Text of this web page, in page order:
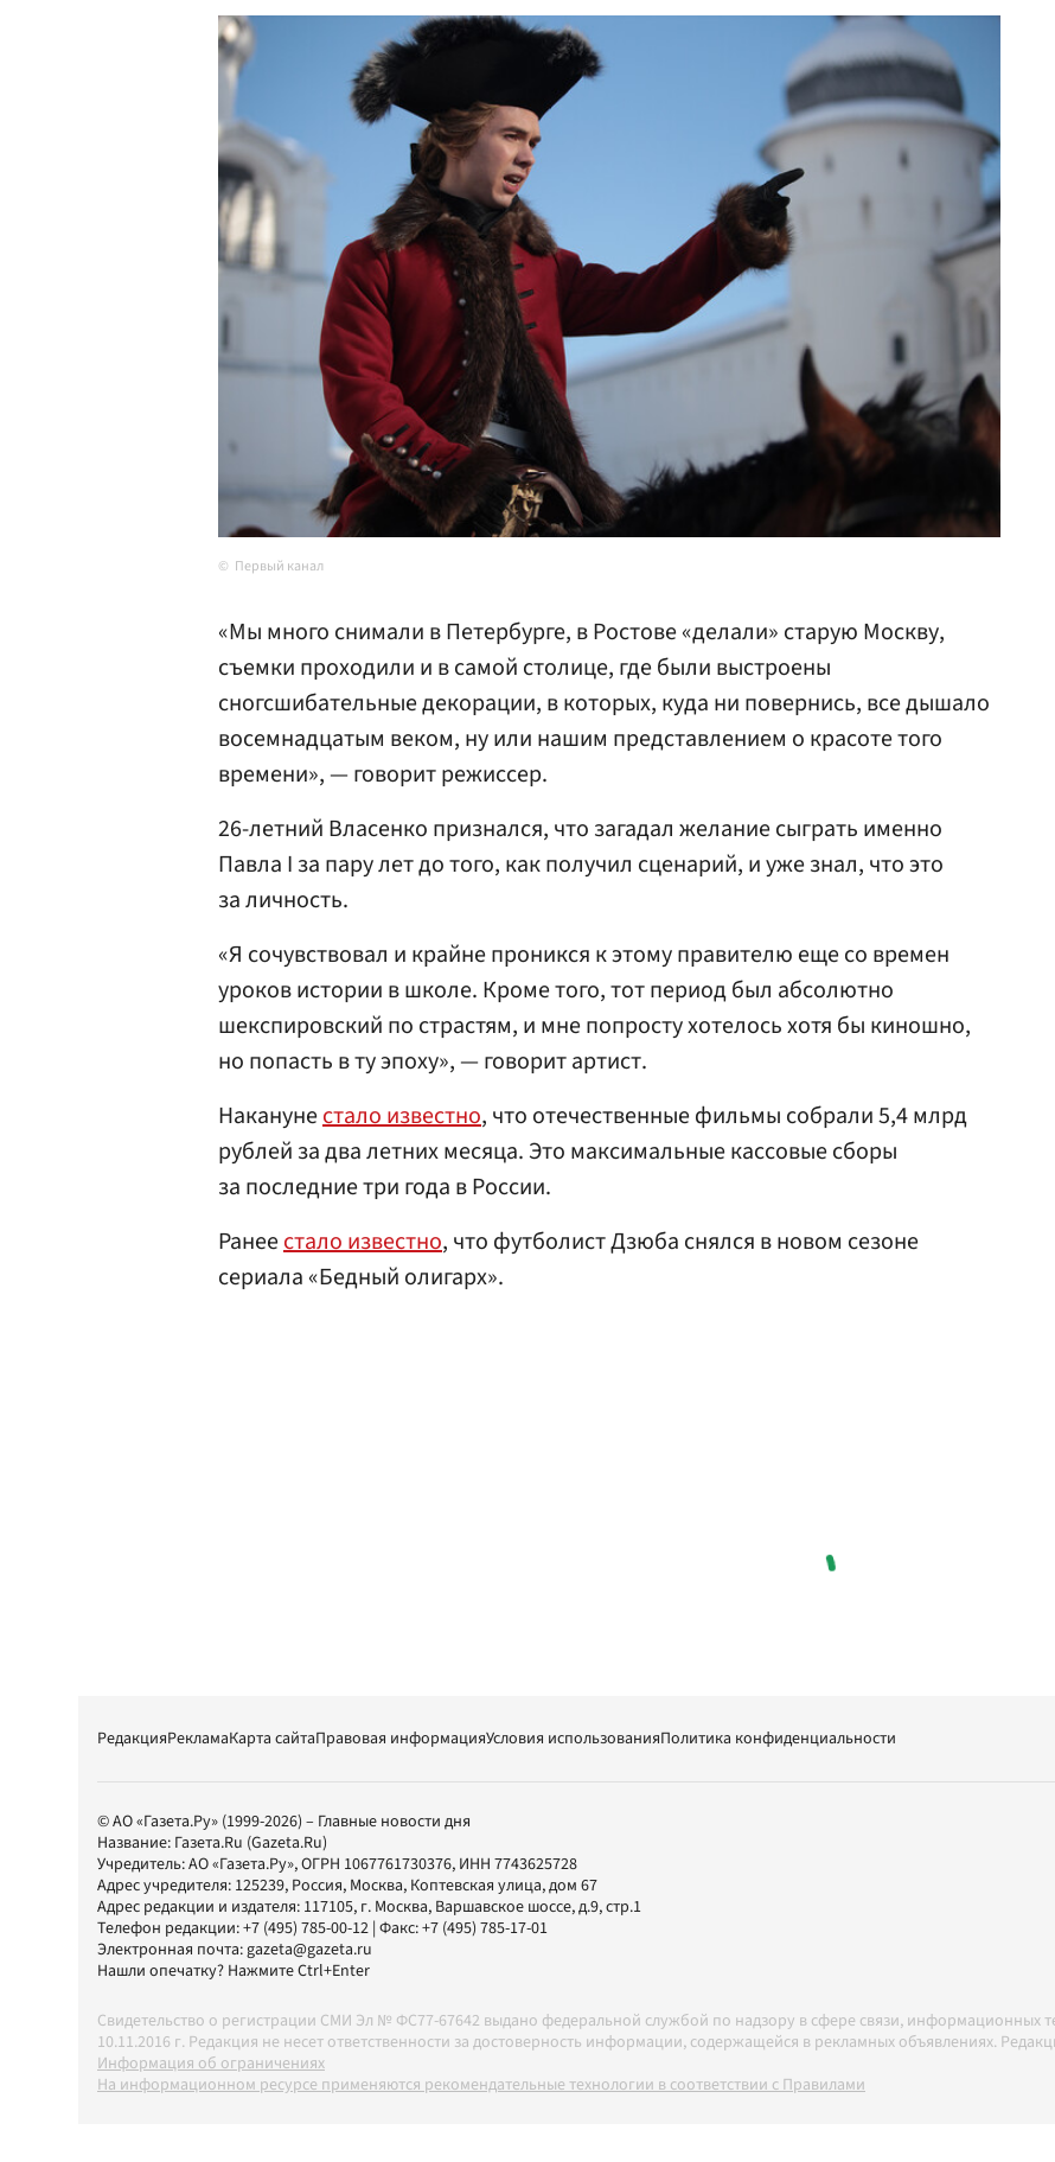
Первый канал
«Мы много снимали в Петербурге, в Ростове «делали» старую Москву,
съемки проходили и в самой столице, где были выстроены
сногсшибательные декорации, в которых, куда ни повернись, все дышало
восемнадцатым веком, ну или нашим представлением о красоте того
времени», — говорит режиссер.
26-летний Власенко признался, что загадал желание сыграть именно
Павла I за пару лет до того, как получил сценарий, и уже знал, что это
за личность.
«Я сочувствовал и крайне проникся к этому правителю еще со времен
уроков истории в школе. Кроме того, тот период был абсолютно
шекспировский по страстям, и мне попросту хотелось хотя бы киношно,
но попасть в ту эпоху», — говорит артист.
Наканунестало известно, что отечественные фильмы собрали 5,4 млрд
рублей за два летних месяца. Это максимальные кассовые сборы
за последние три года в России.
Ранеестало известно, что футболист Дзюба снялся в новом сезоне
сериала «Бедный олигарх».
РедакцияРекламаКарта сайтаПравовая информацияУсловия использованияПолитика конфиденциальности
© АО «Газета.Ру» (1999-2026) – Главные новости дня
Название: Газета.Ru (Gazeta.Ru)
Учредитель:АО «Газета.Ру», ОГРН 1067761730376, ИНН 7743625728
Адрес учредителя: 125239, Россия, Москва, Коптевская улица, дом 67
Адрес редакции и издателя: 117105, г. Москва, Варшавское шоссе, д.9, стр.1
Телефон редакции:+7 (495) 785-00-12 | Факс:+7 (495) 785-17-01
Электронная почта:gazeta@gazeta.ru
Нашли опечатку? Нажмите Ctrl+Enter
Свидетельство о регистрации СМИ Эл № ФС77-67642 выдано федеральной службой по надзору в сфере связи, информационных
10.11.2016 г. Редакция не несет ответственности за достоверность информации, содержащейся в рекламных объявлениях.
Информация об ограничениях
На информационном ресурсе применяются рекомендательные технологии в соответствии с Правилами